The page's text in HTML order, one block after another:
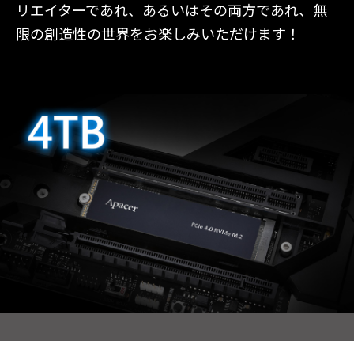
リエイターであれ、あるいはその両方であれ、無
限の創造性の世界をお楽しみいただけます！